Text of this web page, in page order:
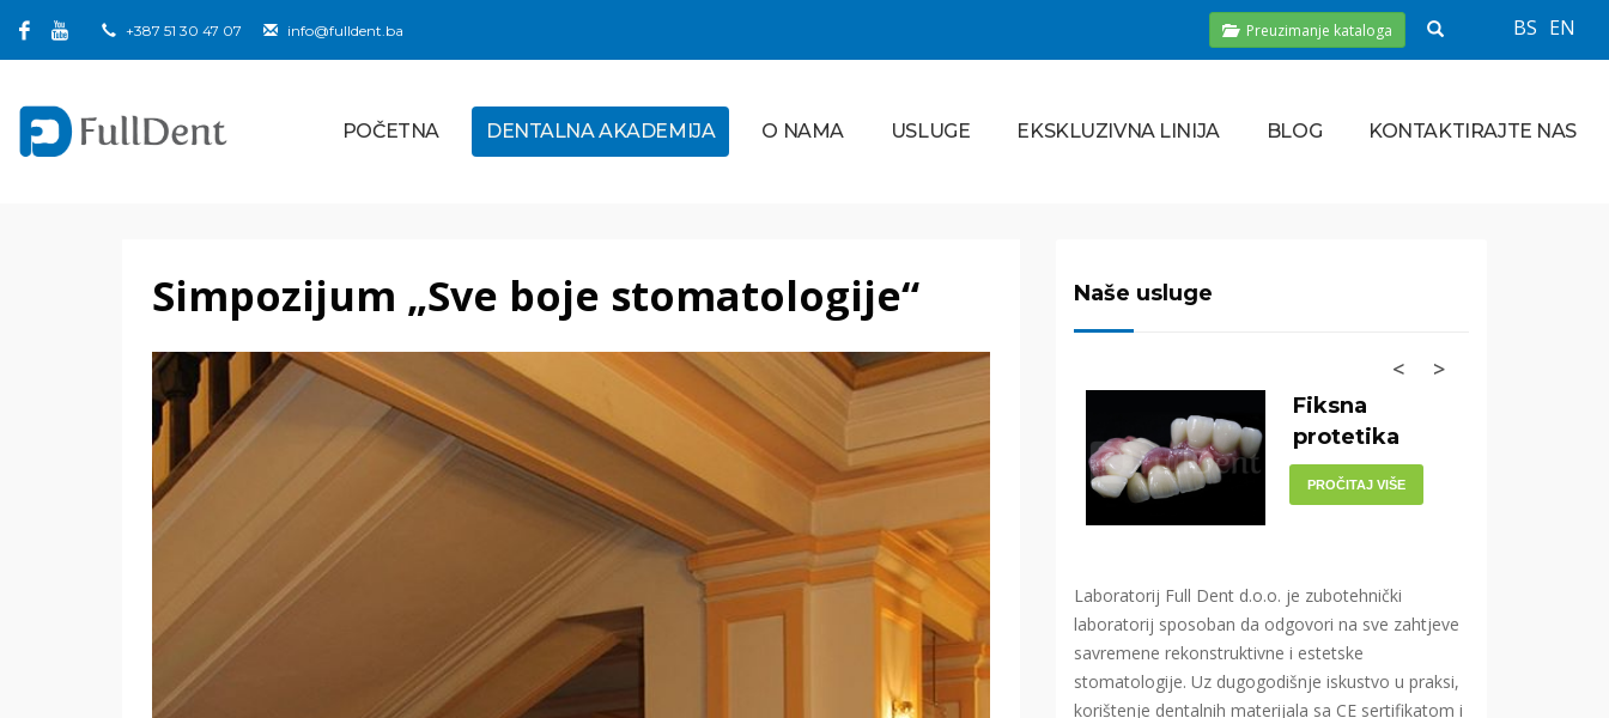
BS EN
+387 51 30 47 07 info@fulldent.ba Preuzimanje kataloga
POČETNA DENTALNA AKADEMIJA O NAMA USLUGE EKSKLUZIVNA LINIJA BLOG KONTAKTIRAJTE NAS
Simpozijum „Sve boje stomatologije“ Naše usluge
< >
PROČITAJ VIŠE
Fiksna
protetika
PROČITAJ VIŠE
3D printanje -
DMLS
PROČITAJ VIŠE
Laboratorij Full Dent d.o.o. je zubotehnički
laboratorij sposoban da odgovori na sve zahtjeve
savremene rekonstruktivne i estetske
stomatologije. Uz dugogodišnje iskustvo u praksi,
korištenje dentalnih materijala sa CE sertifikatom i